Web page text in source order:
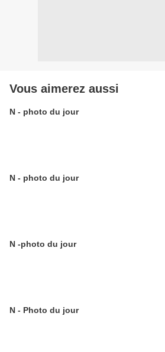
Vous aimerez aussi
N - photo du jour
N - photo du jour
N -photo du jour
N - Photo du jour